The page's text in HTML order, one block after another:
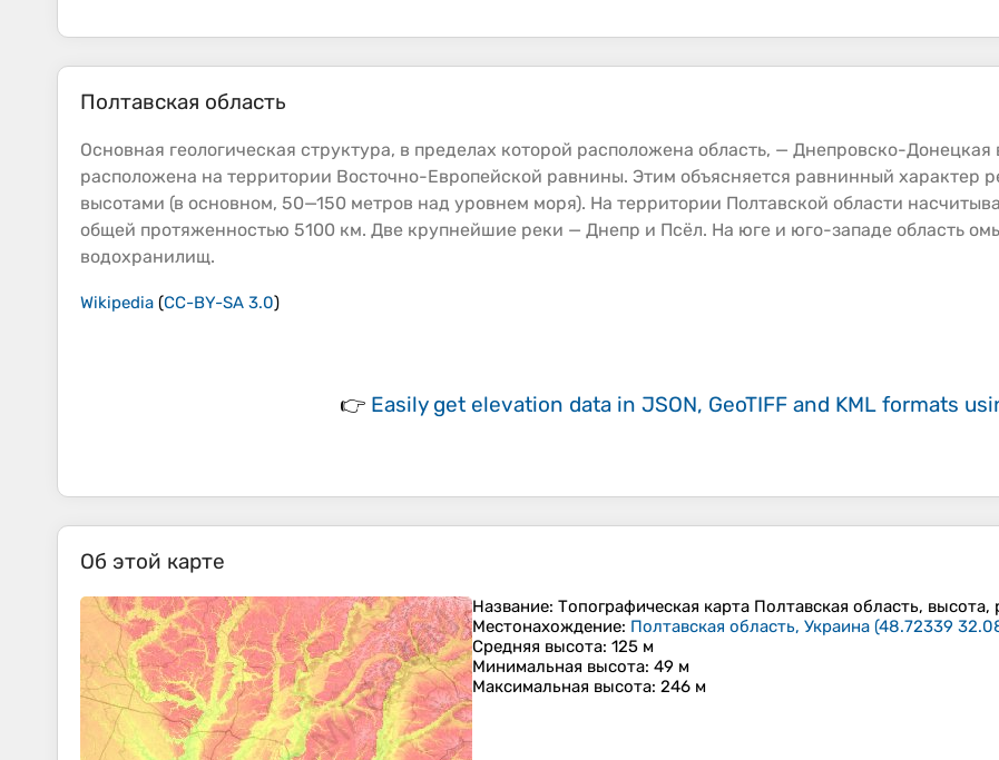
Полтавская область
Основная геологическая структура, в пределах которой расположена область, — Днепровско-
расположена на территории Восточно-Европейской равнины. Этим объясняется равнинный характер
высотами (в основном, 50—150 метров над уровнем моря). На территории Полтавской области
общей протяженностью 5100 км. Две крупнейшие реки — Днепр и Псёл. На юге и юго-западе область
водохранилищ.
Wikipedia (CC-BY-SA 3.0)
👉 Easily get elevation data in JSON, GeoTIFF and KML formats
Об этой карте
Название: Топографическая карта Полтавская область, высота,
Местонахождение: Полтавская область, Украина (48.72339
Средняя высота: 125 м
Минимальная высота: 49 м
Максимальная высота: 246 м